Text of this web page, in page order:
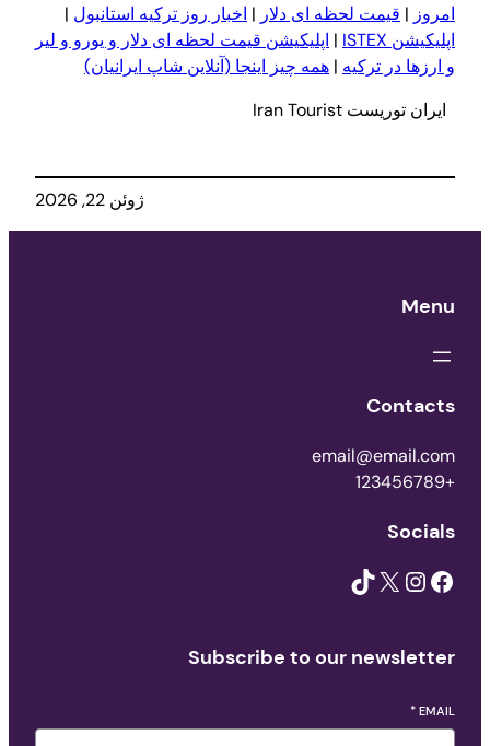
امروز | قیمت لحظه ای دلار | اخبار روز ترکیه استانبول |
اپلیکیشن ISTEX
| اپلیکیشن قیمت لحظه ای دلار و یورو و لیر
و ار زها در ترکیه | همه چیز اینجا (آنلاین شاپ ایرانیان)
ایران توریست Iran Tourist
ژوئن 22, 2026
Menu
Contacts
email@email.com
+123456789
Socials
Facebook
Instagram
X
TikTok
Subscribe to our newsletter
EMAIL
*